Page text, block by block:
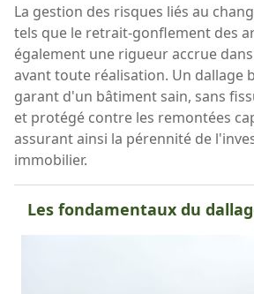
La gestion des risques liés au
tels que le retrait-gonflement des
également une rigueur accrue
avant toute réalisation. Un dallage
garant d'un bâtiment sain, sans
et protégé contre les remontées
assurant ainsi la pérennité de
immobilier.
Les fondamentaux du